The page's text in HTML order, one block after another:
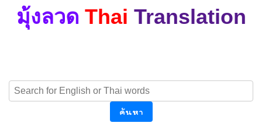
มุ้งลวด Thai Translation
ค้นหา